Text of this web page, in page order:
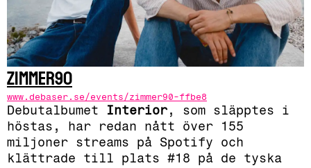
Zimmer90
www.debaser.se/events/zimmer90-ffbe8
Debutalbumet Interior, som släpptes i
höstas, har redan nått över 155
miljoner streams på Spotify och
klättrade till plats #18 på de tyska